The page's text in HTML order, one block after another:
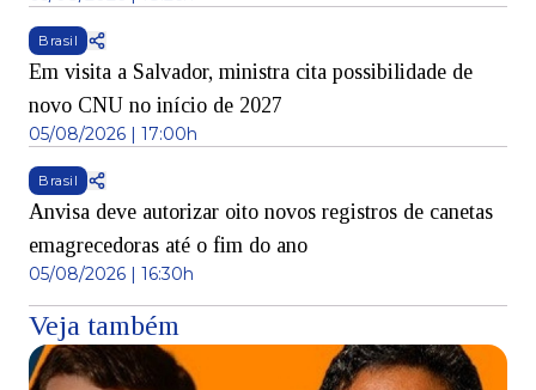
Brasil
Em visita a Salvador, ministra cita possibilidade de
novo CNU no início de 2027
05/08/2026 | 17:00h
Brasil
Anvisa deve autorizar oito novos registros de canetas
emagrecedoras até o fim do ano
05/08/2026 | 16:30h
Veja também